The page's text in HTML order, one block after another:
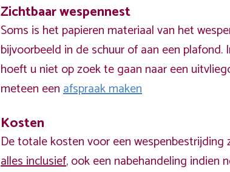
Zichtbaar wespennest
Soms is het papieren materiaal van het
bijvoorbeeld in de schuur of aan een plafond.
hoeft u niet op zoek te gaan naar een
meteen eenafspraak maken
Kosten
De totale kosten voor een wespenbestrijding
alles inclusief, ook een nabehandeling indien